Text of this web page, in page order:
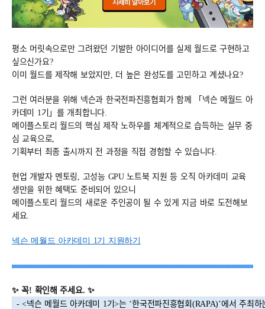
평소 머릿속으로만 그려왔던 기발한 아이디어를 실제 월드로 구현하고
싶으신가요?
이미 월드를 제작해 보았지만, 더 높은 완성도를 고민하고 계셨나요?
그런 여러분을 위해 넥슨과 한국전파진흥협회가 함께 「넥슨 메월드 아
카데미 1기」를 개최합니다.
메이플스토리 월드의 핵심 제작 노하우를 체계적으로 습득하는 실무 중
심 교육으로,
기획부터 최종 출시까지 전 과정을 직접 경험할 수 있습니다.
현업 개발자 멘토링, 고성능 GPU 노트북 지원 등 오직 아카데미 교육
생만을 위한 혜택도 준비되어 있으니
메이플스토리 월드의 새로운 주인공이 될 수 있게 지금 바로 도전해보
세요.
넥슨 메월드 아카데미 1기 지원하기
✨꼭! 확인해 주세요.✨
- <넥슨 메월드 아카데미 1기>는 ‘한국전파진흥협회(RAPA)’에서 주최